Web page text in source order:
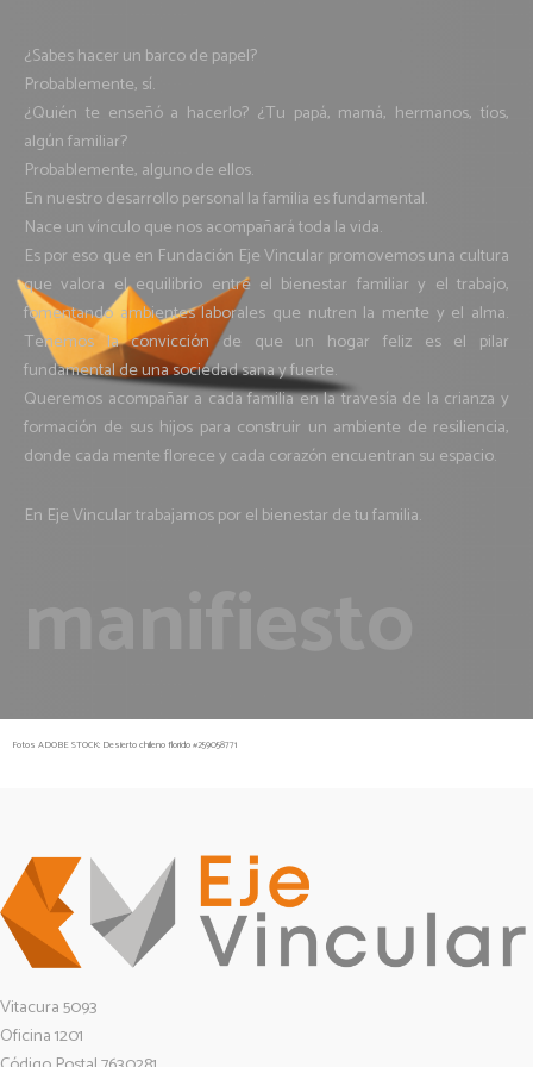
¿Sabes hacer un barco de papel?
Probablemente, sí.
¿Quién te enseñó a hacerlo? ¿Tu papá, mamá, hermanos, tíos,
algún familiar?
Probablemente, alguno de ellos.
En nuestro desarrollo personal la familia es fundamental.
Nace un vínculo que nos acompañará toda la vida.
Es por eso que en Fundación Eje Vincular promovemos una cultura
que valora el equilibrio entre el bienestar familiar y el trabajo,
fomentando ambientes laborales que nutren la mente y el alma.
Tenemos la convicción de que un hogar feliz es el pilar
fundamental de una sociedad sana y fuerte.
Queremos acompañar a cada familia en la travesía de la crianza y
formación de sus hijos para construir un ambiente de resiliencia,
donde cada mente florece y cada corazón encuentran su espacio.
En Eje Vincular trabajamos por el bienestar de tu familia.
Fotos ADOBE STOCK: Desierto chileno florido #259058771
Vitacura 5093
Oficina 1201